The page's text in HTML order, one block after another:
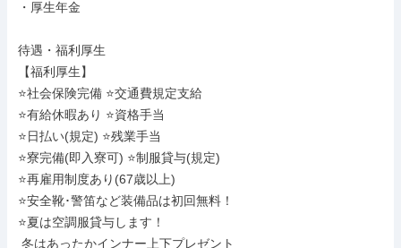
・厚生年金
待遇・福利厚生
【福利厚生】
⭐社会保険完備 ⭐交通費規定支給
⭐有給休暇あり ⭐資格手当
⭐日払い(規定) ⭐残業手当
⭐寮完備(即入寮可) ⭐制服貸与(規定)
⭐再雇用制度あり(67歳以上)
⭐安全靴･警笛など装備品は初回無料！
⭐夏は空調服貸与します！